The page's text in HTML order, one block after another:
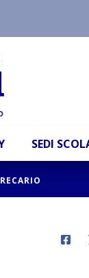
SEDI